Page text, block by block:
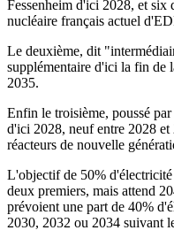
Fessenheim d'ici 2028, et six
nucléaire français actuel
Le deuxième, dit
supplémentaire d'ici la fin de
2035.
Enfin le troisième, poussé
d'ici 2028, neuf entre 2028
réacteurs de nouvelle
L'objectif de 50% d'électricité
deux premiers, mais attend
prévoient une part de 40%
2030, 2032 ou 2034 suivant